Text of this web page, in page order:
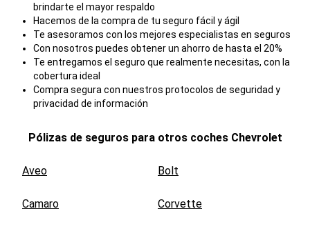
brindarte el mayor respaldo
Hacemos de la compra de tu seguro fácil y ágil
Te asesoramos con los mejores especialistas en seguros
Con nosotros puedes obtener un ahorro de hasta el 20%
Te entregamos el seguro que realmente necesitas, con la
cobertura ideal
Compra segura con nuestros protocolos de seguridad y
privacidad de información
Pólizas de seguros para otros coches Chevrolet
Aveo Bolt
Camaro Corvette